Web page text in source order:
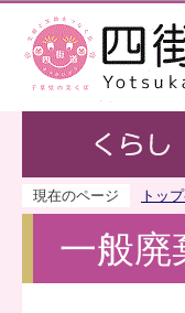
現在のページ トッ
一般廃